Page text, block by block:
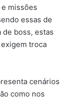
missões
essas de
boss, estas
troca
cenários
como nos